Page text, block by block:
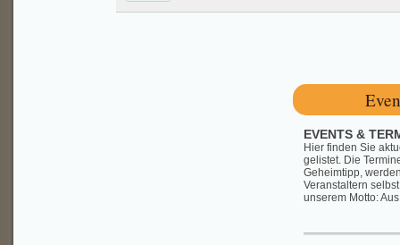
EVENTS &
Hier finden Sie
gelistet. Die
Geheimtipp,
Veranstaltern
unserem Motto: